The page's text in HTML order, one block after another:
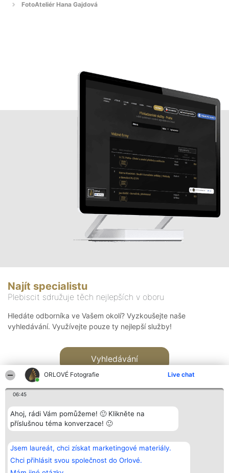
ORLOVÉ Fotografie Live chat
06:45
Ahoj, rádi Vám pomůžeme! 🙂 Klikněte na
příslušnou téma konverzace! 🙂
Jsem laureát, chci získat marketingové materiály.
Chci přihlásit svou společnost do Orlové.
FotoAteliér Hana Gajdová
Najít specialistu
Plebiscit sdružuje těch nejlepších v oboru
Hledáte odborníka ve Vašem okolí? Vyzkoušejte naše
vyhledávání. Využívejte pouze ty nejlepší služby!
Vyhledávání
Bright Side Solutions sp. z o.
o. sp. k.
ul. Ruska 22
Wrocław 50-079
Vítězové
Seznam všech
laureátů
Zásady
Kontakt